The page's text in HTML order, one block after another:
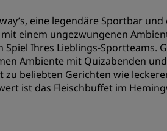
eine legendäre Sportbar
einem ungezwungenen
Spiel Ihres Lieblings-Sportteams.
Ambiente mit Quizabenden
zu beliebten Gerichten wie
ist das Fleischbuffet im